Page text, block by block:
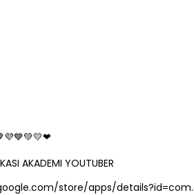
💜💙💚💛❤
AKADEMI YOUTUBER
store/apps/